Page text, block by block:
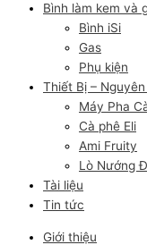
Bình làm kem và
Bình iSi
Gas
Phụ kiện
Thiết Bị –
Máy Pha
Cà phê Eli
Ami Fruity
Lò Nướng
Tài liệu
Tin tức
Giới thiệu